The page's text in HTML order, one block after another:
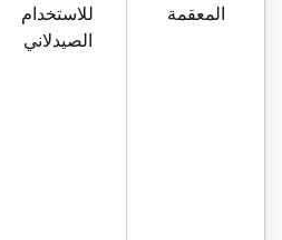
المعقمة
للاستخدام
الصيدلاني